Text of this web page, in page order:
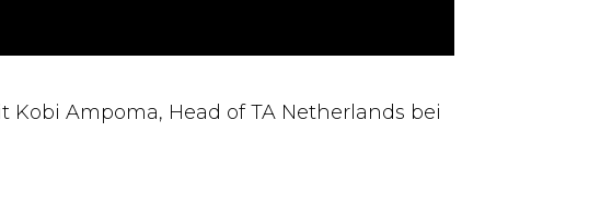
Ampoma, Head of TA Netherlands bei